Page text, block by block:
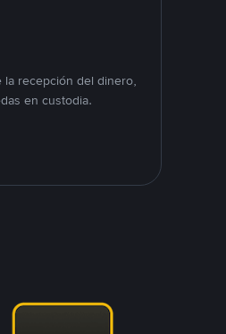
recepción del dinero,
en custodia.